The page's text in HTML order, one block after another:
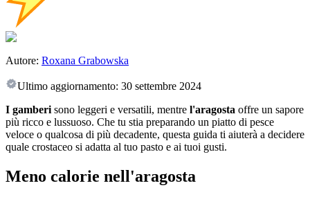
Autore: Roxana Grabowska
Ultimo aggiornamento: 30 settembre 2024
I gamberi sono leggeri e versatili, mentre l'aragosta offre un sapore
più ricco e lussuoso. Che tu stia preparando un piatto di pesce
veloce o qualcosa di più decadente, questa guida ti aiuterà a decidere
quale crostaceo si adatta al tuo pasto e ai tuoi gusti.
Meno calorie nell'aragosta